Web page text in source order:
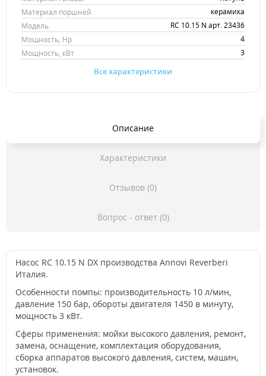
Материал поршней
керамика
Модель
RC 10.15 N арт. 23436
Мощность, Hp
4
Мощность, кВт
3
Все характеристики
Описание
Характеристики
Отзывов (0)
Вопрос - ответ (0)
Насос RC 10.15 N DX производства Annovi Reverberi
Италия.
Особенности помпы: производительность 10 л/мин,
давление 150 бар, обороты двигателя 1450 в минуту,
мощность 3 кВт.
Сферы применения: мойки высокого давления, ремонт,
замена, оснащение, комплектация оборудования,
сборка аппаратов высокого давления, систем, машин,
установок.